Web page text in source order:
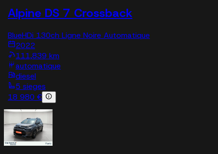
Alpine DS 7 Crossback
BlueHDi 130ch Ligne Noire Automatique
2022
111,839 km
automatique
diesel
5 sieges
18 980 €